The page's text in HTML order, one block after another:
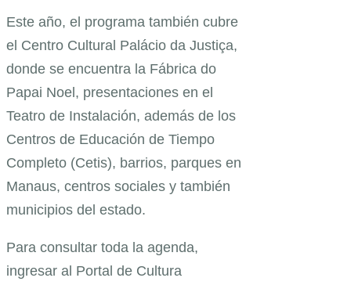
Este año, el programa también cubre
el Centro Cultural Palácio da Justiça,
donde se encuentra la Fábrica do
Papai Noel, presentaciones en el
Teatro de Instalación, además de los
Centros de Educación de Tiempo
Completo (Cetis), barrios, parques en
Manaus, centros sociales y también
municipios del estado.
Para consultar toda la agenda,
ingresar al Portal de Cultura